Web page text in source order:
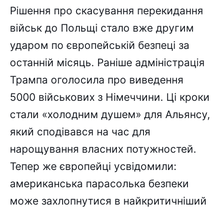
Рішення про скасування перекидання
військ до Польщі стало вже другим
ударом по європейській безпеці за
останній місяць. Раніше адміністрація
Трампа оголосила про виведення
5000 військових з Німеччини. Ці кроки
стали «холодним душем» для Альянсу,
який сподівався на час для
нарощування власних потужностей.
Тепер же європейці усвідомили:
американська парасолька безпеки
може захлопнутися в найкритичніший